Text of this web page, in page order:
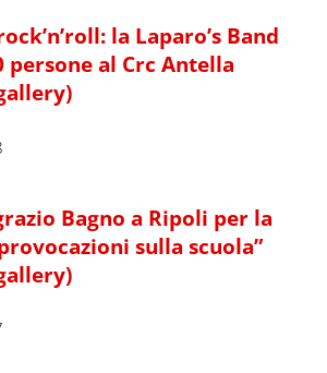
la Laparo’s Band
persone al Crc Antella
Bagno a Ripoli per la
sulla scuola”